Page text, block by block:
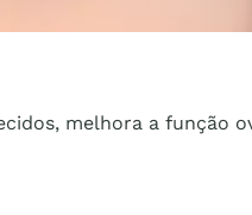
melhora a função